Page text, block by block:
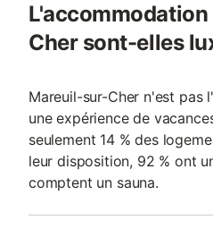
Cher sont-elles
Mareuil-sur-Cher n'est
une expérience de
seulement 14 % des
leur disposition, 92 % ont
comptent un sauna.